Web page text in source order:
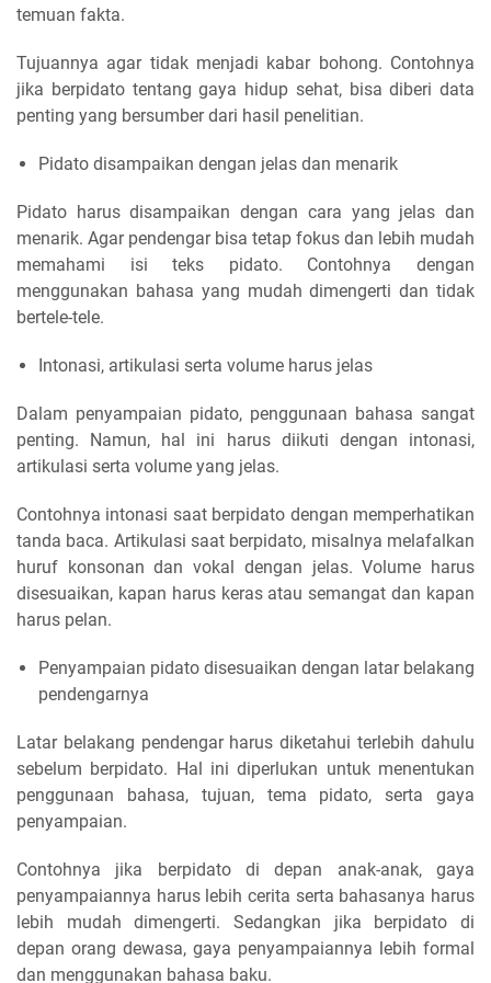
temuan fakta.
Tujuannya agar tidak menjadi kabar bohong. Contohnya
jika berpidato tentang gaya hidup sehat, bisa diberi data
penting yang bersumber dari hasil penelitian.
Pidato disampaikan dengan jelas dan menarik
Pidato harus disampaikan dengan cara yang jelas dan
menarik. Agar pendengar bisa tetap fokus dan lebih mudah
memahami isi teks pidato. Contohnya dengan
menggunakan bahasa yang mudah dimengerti dan tidak
bertele-tele.
Intonasi, artikulasi serta volume harus jelas
Dalam penyampaian pidato, penggunaan bahasa sangat
penting. Namun, hal ini harus diikuti dengan intonasi,
artikulasi serta volume yang jelas.
Contohnya intonasi saat berpidato dengan memperhatikan
tanda baca. Artikulasi saat berpidato, misalnya melafalkan
huruf konsonan dan vokal dengan jelas. Volume harus
disesuaikan, kapan harus keras atau semangat dan kapan
harus pelan.
Penyampaian pidato disesuaikan dengan latar belakang
pendengarnya
Latar belakang pendengar harus diketahui terlebih dahulu
sebelum berpidato. Hal ini diperlukan untuk menentukan
penggunaan bahasa, tujuan, tema pidato, serta gaya
penyampaian.
Contohnya jika berpidato di depan anak-anak, gaya
penyampaiannya harus lebih cerita serta bahasanya harus
lebih mudah dimengerti. Sedangkan jika berpidato di
depan orang dewasa, gaya penyampaiannya lebih formal
dan menggunakan bahasa baku.